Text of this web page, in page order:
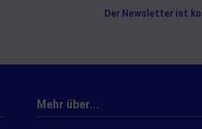
Der Newsletter ist
Mehr über...